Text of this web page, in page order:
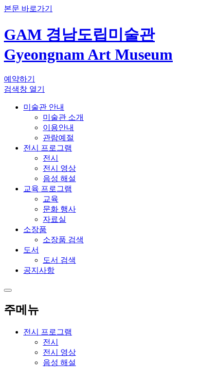
본문 바로가기
GAM 경남도립미술관
Gyeongnam Art Museum
예약하기
검색창 열기
미술관 안내
미술관 소개
이용안내
관람예절
전시 프로그램
전시
전시 영상
음성 해설
교육 프로그램
교육
문화 행사
자료실
소장품
소장품 검색
도서
도서 검색
공지사항
주메뉴
전시 프로그램
전시
전시 영상
음성 해설